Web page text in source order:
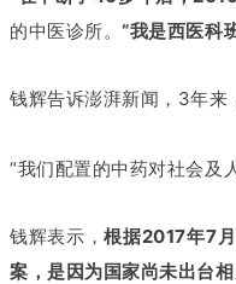
的中医诊所。“我是西医科
钱辉告诉澎湃新闻，3年
“我们配置的中药对社会及
钱辉表示，根据2017年7
案，是因为国家尚未出台